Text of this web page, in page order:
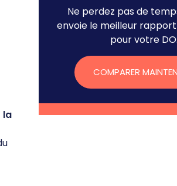
la
Ne perdez pas de
envoie le meilleur
pour votre DO.
COMPARER